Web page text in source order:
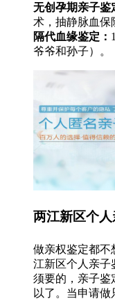
无创孕期亲子鉴
术，抽静脉血保
隔代血缘鉴定：
爷爷和孙子）。
两江新区个
做亲权鉴定都不
江新区个人亲子
须要的，亲子鉴
以了。当申请